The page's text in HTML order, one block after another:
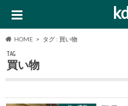
HOME タグ : 買い物
TAG
買い物